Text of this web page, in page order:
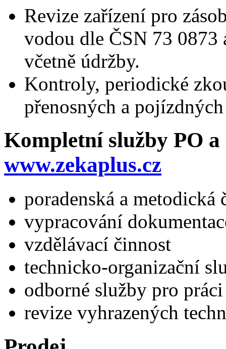
Revize zařízení pro
vodou dle ČSN 73 0873
včetně údržby.
Kontroly, periodické
přenosných a
Kompletní služby PO a
www.zekaplus.cz
poradenská a
vypracování
vzdělávací činnost
technicko-organizační
odborné služby pro
revize vyhrazených